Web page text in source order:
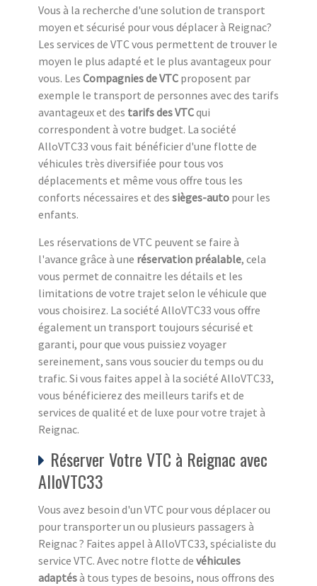
Vous à la recherche d'une solution de transport
moyen et sécurisé pour vous déplacer à Reignac?
Les services de VTC vous permettent de trouver le
moyen le plus adapté et le plus avantageux pour
vous. Les Compagnies de VTC proposent par
exemple le transport de personnes avec des tarifs
avantageux et des tarifs des VTCqui
correspondent à votre budget. La société
AlloVTC33 vous fait bénéficier d'une flotte de
véhicules très diversifiée pour tous vos
déplacements et même vous offre tous les
conforts nécessaires et des sièges-auto pour les
enfants.
Les réservations de VTC peuvent se faire à
l'avance grâce à une réservation préalable, cela
vous permet de connaitre les détails et les
limitations de votre trajet selon le véhicule que
vous choisirez. La société AlloVTC33 vous offre
également un transport toujours sécurisé et
garanti, pour que vous puissiez voyager
sereinement, sans vous soucier du temps ou du
trafic. Si vous faites appel à la société AlloVTC33,
vous bénéficierez des meilleurs tarifs et de
services de qualité et de luxe pour votre trajet à
Reignac.
Réserver Votre VTC à Reignac avec
AlloVTC33
Vous avez besoin d'un VTC pour vous déplacer ou
pour transporter un ou plusieurs passagers à
Reignac ? Faites appel à AlloVTC33, spécialiste du
service VTC. Avec notre flotte de véhicules
adaptésà tous types de besoins, nous offrons des